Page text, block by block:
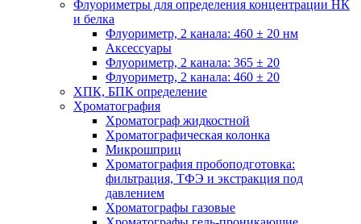
Флуориметры для определения концентрации НК
и белка
Флуориметр, 2 канала: 460 ± 20 нм
Аксессуары
Флуориметр, 2 канала: 365 ± 20
Флуориметр, 2 канала: 460 ± 20
ХПК, БПК определение
Хроматография
Хроматограф жидкостной
Хроматографическая колонка
Микрошприц
Хроматография пробоподготовка:
фильтрация, ТФЭ и экстракция под
давлением
Хроматографы газовые